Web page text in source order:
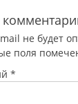
не будет
поля
*